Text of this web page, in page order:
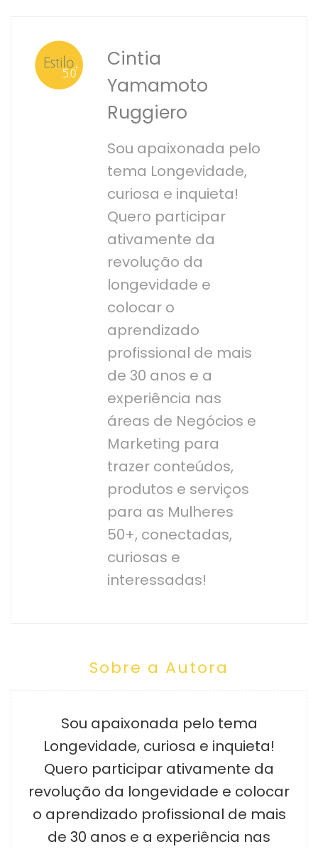
Cintia
Yamamoto
Ruggiero
Sou apaixonada pelo
tema Longevidade,
curiosa e inquieta!
Quero participar
ativamente da
revolução da
longevidade e
colocar o
aprendizado
profissional de mais
de 30 anos e a
experiência nas
áreas de Negócios e
Marketing para
trazer conteúdos,
produtos e serviços
para as Mulheres
50+, conectadas,
curiosas e
interessadas!
Sobre a Autora
Sou apaixonada pelo tema
Longevidade, curiosa e inquieta!
Quero participar ativamente da
revolução da longevidade e colocar
o aprendizado profissional de mais
de 30 anos e a experiência nas